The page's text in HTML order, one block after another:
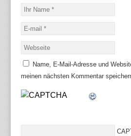
Name, E-Mail-Adresse und
meinen nächsten Kommentar